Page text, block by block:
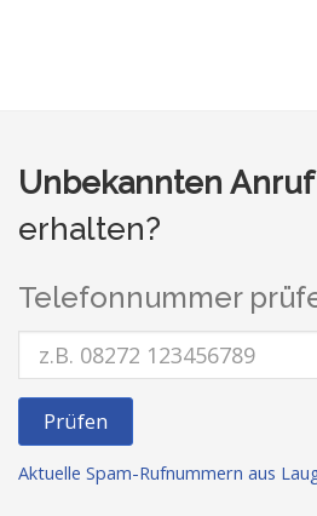
Unbekannten Anruf
erhalten?
Telefonnummer
Prüfen
Aktuelle Spam-Rufnummern aus